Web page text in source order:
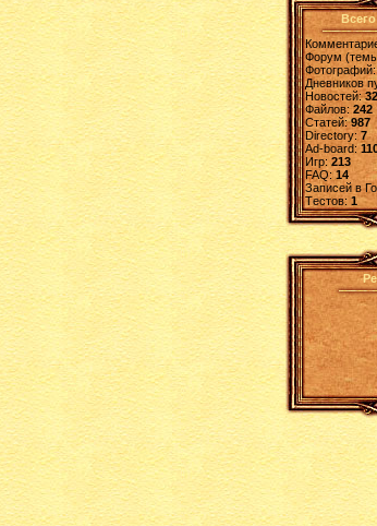
Форум
Дневников
Новостей:
Файлов: 242
Статей:987
Directory: 7
Ad-board:
Игр: 213
FAQ:14
Записей в
Tестов: 1